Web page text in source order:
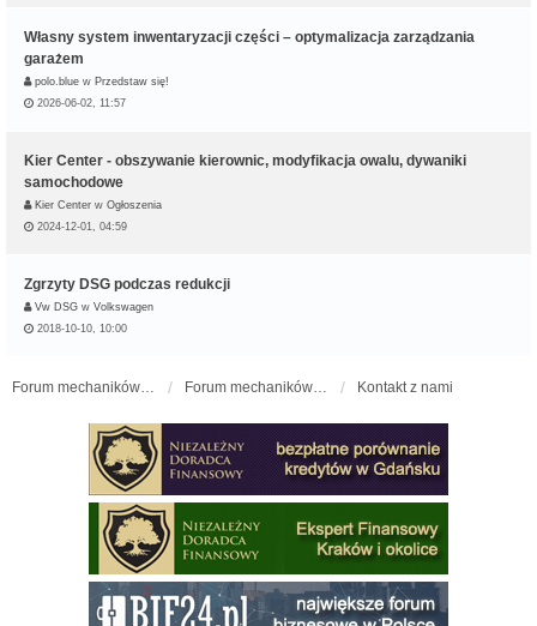
Własny system inwentaryzacji części – optymalizacja zarządzania
garażem
polo.blue w Przedstaw się!
2026-06-02, 11:57
Kier Center - obszywanie kierownic, modyfikacja owalu, dywaniki
samochodowe
Kier Center w Ogłoszenia
2024-12-01, 04:59
Zgrzyty DSG podczas redukcji
Vw DSG w Volkswagen
2018-10-10, 10:00
Forum mechaników samochodowych - forum-mechaniczne.pl Forum mechaników samochodowych Kontakt z nami